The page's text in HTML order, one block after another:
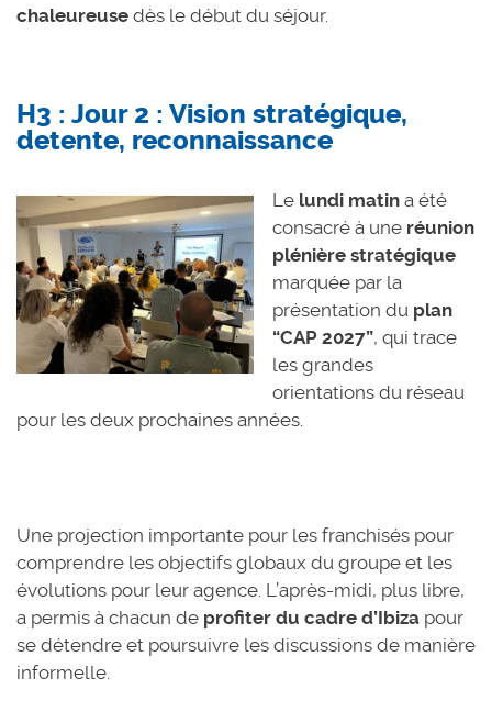
chaleureuse dès le début du séjour.
H3 : Jour 2 : Vision stratégique,
detente, reconnaissance
Le lundi matin a été
consacré à une réunion
plénière stratégique
marquée par la
présentation du plan
“CAP 2027”, qui trace
les grandes
orientations du réseau
pour les deux prochaines années.
Une projection importante pour les franchisés pour
comprendre les objectifs globaux du groupe et les
évolutions pour leur agence. L’après-midi, plus libre,
a permis à chacun de profiter du cadre d’Ibiza pour
se détendre et poursuivre les discussions de manière
informelle.